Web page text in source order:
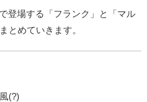
登場する「フランク」と「マル
とめていきます。
(?)